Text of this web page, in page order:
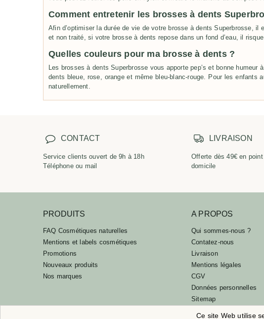
Comment entretenir les brosses à dents
Afin d’optimiser la durée de vie de votre brosse à dents Superbrosse,
et non traité, si votre brosse à dents repose dans un fond d’eau, il risque
Quelles couleurs pour ma brosse à dents ?
Les brosses à dents Superbrosse vous apporte pep’s et bonne
dents bleue, rose, orange et même bleu-blanc-rouge. Pour les
naturellement.
CONTACT
Service clients ouvert de 9h à 18h
Téléphone ou mail
LIVRAISON
Offerte dès 49€ en
domicile
PRODUITS
FAQ Cosmétiques naturelles
Mentions et labels cosmétiques
Promotions
Nouveaux produits
Nos marques
A PROPOS
Qui sommes-nous ?
Contatez-nous
Livraison
Mentions légales
CGV
Données personnelles
Sitemap
Ce site Web utilise